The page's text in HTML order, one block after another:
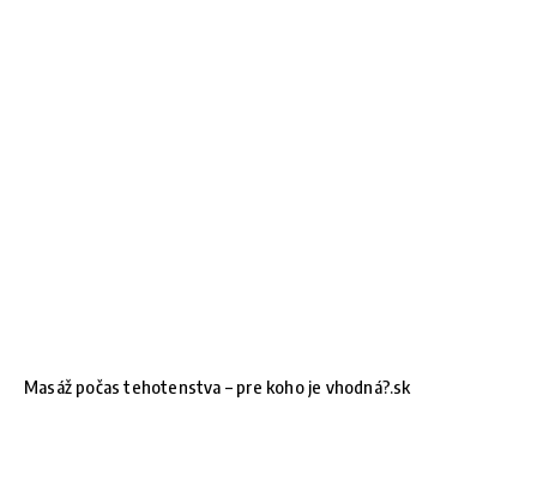
Masáž počas tehotenstva – pre koho je vhodná?.sk